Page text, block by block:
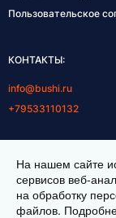
Пользовательское
КОНТАКТЫ:
info@bushi.ru
+79533110132
пн-пт 10:00-19:00
сб 11:00-17:00
На нашем сайте
сервисов веб-
на обработку
файлов.